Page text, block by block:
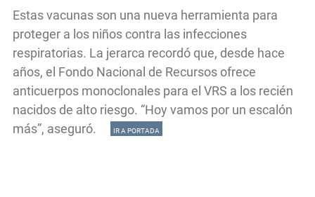
Estas vacunas son una nueva herramienta para
proteger a los niños contra las infecciones
respiratorias. La jerarca recordó que, desde hace
años, el Fondo Nacional de Recursos ofrece
anticuerpos monoclonales para el VRS a los recién
nacidos de alto riesgo. “Hoy vamos por un escalón
más”, aseguró.
IR A PORTADA